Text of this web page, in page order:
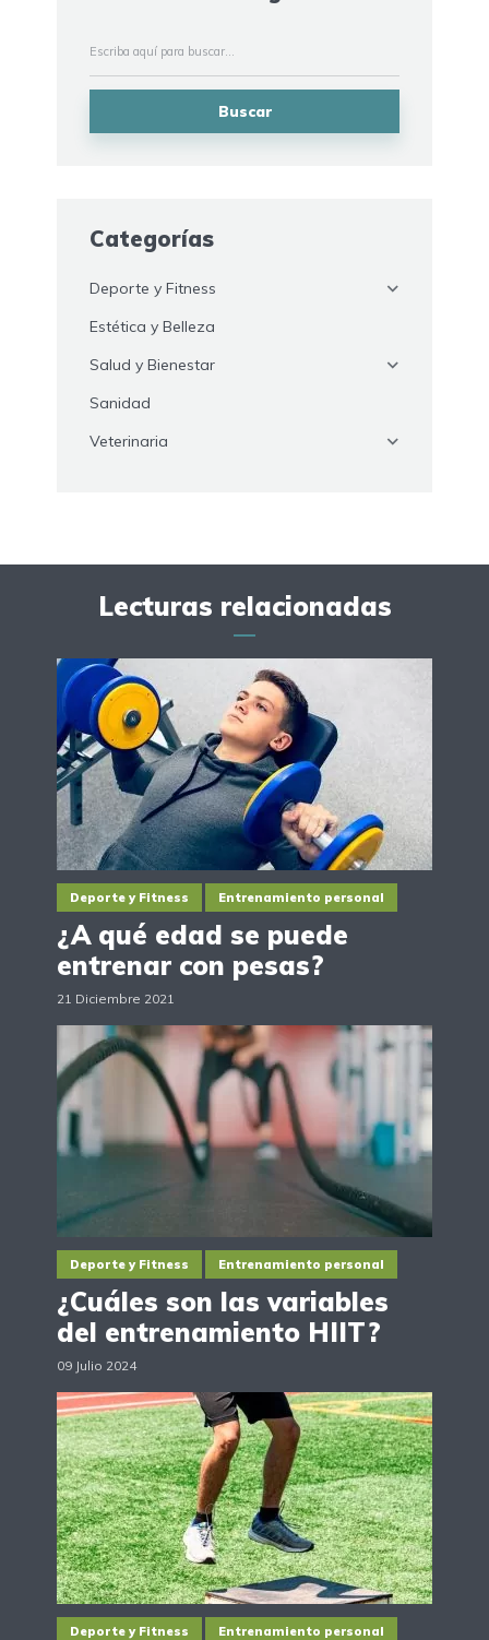
Buscar
Categorías
Deporte y Fitness
Estética y Belleza
Salud y Bienestar
Sanidad
Veterinaria
Lecturas relacionadas
Deporte y Fitness Entrenamiento personal
¿A qué edad se puede
entrenar con pesas?
21 Diciembre 2021
Deporte y Fitness Entrenamiento personal
¿Cuáles son las variables
del entrenamiento HIIT?
09 Julio 2024
Deporte y Fitness Entrenamiento personal